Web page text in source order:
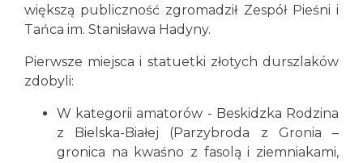
większą publiczność zgromadził Zespół Pieśni i
Tańca im. Stanisława Hadyny.
Pierwsze miejsca i statuetki złotych durszlaków
zdobyli:
W kategorii amatorów - Beskidzka Rodzina
z Bielska-Białej (Parzybroda z Gronia –
gronica na kwaśno z fasolą i ziemniakami,